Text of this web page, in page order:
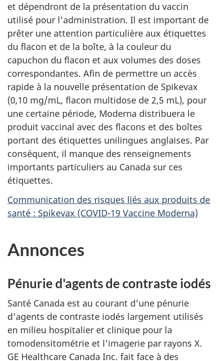
et dépendront de la présentation du vaccin
utilisé pour l'administration. Il est important de
prêter une attention particulière aux étiquettes
du flacon et de la boîte, à la couleur du
capuchon du flacon et aux volumes des doses
correspondantes. Afin de permettre un accès
rapide à la nouvelle présentation de Spikevax
(0,10 mg/mL, flacon multidose de 2,5 mL), pour
une certaine période, Moderna distribuera le
produit vaccinal avec des flacons et des boîtes
portant des étiquettes unilingues anglaises. Par
conséquent, il manque des renseignements
importants particuliers au Canada sur ces
étiquettes.
Communication des risques liés aux produits de
santé : Spikevax (COVID-19 Vaccine Moderna)
Annonces
Pénurie d'agents de contraste iodés
Santé Canada est au courant d'une pénurie
d'agents de contraste iodés largement utilisés
en milieu hospitalier et clinique pour la
tomodensitométrie et l'imagerie par rayons X.
GE Healthcare Canada Inc. fait face à des